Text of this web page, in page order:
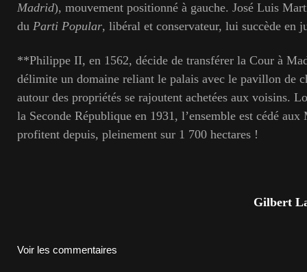
Madrid), mouvement positionné à gauche. José Luis
du Parti Popular, libéral et conservateur, lui succède en
**Philippe II, en 1562, décide de transférer la Cour à
délimite un domaine reliant le palais avec le pavillon de
autour des propriétés se rajoutent achetées aux voisins.
la Seconde République en 1931, l’ensemble est cédé
profitent depuis, pleinement sur 1 700 hectares !
Gilbert
Voir les commentaires